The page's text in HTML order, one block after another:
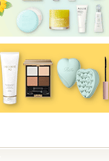
ショッピン
グサイトへ